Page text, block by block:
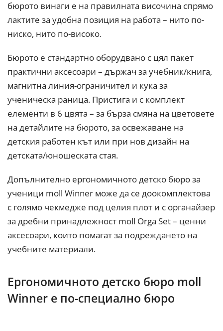
бюрото винаги е на правилната височина спрямо
лактите за удобна позиция на работа – нито по-
ниско, нито по-високо.
Бюрото е стандартно оборудвано с цял пакет
практични аксесоари – държач за учебник/книга,
магнитна линия-ограничител и кука за
ученическа раница. Пристига и с комплект
елементи в 6 цвята – за бърза смяна на цветовете
на детайлите на бюрото, за освежаване на
детския работен кът или при нов дизайн на
детската/юношеската стая.
Допълнително ергономичното детско бюро за
ученици moll Winner може да се доокомплектова
с голямо чекмедже под целия плот и с органайзер
за дребни принадлежност moll Orga Set – ценни
аксесоари, които помагат за подреждането на
учебните материали.
Ергономичното детско бюро moll
Winner е по-специално бюро